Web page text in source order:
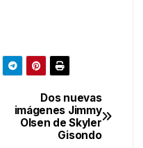
Dos nuevas
imágenes Jimmy
Olsen de Skyler
Gisondo